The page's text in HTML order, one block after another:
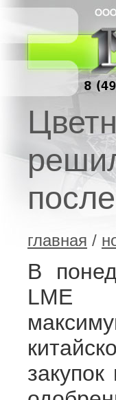
главная /
В
LME